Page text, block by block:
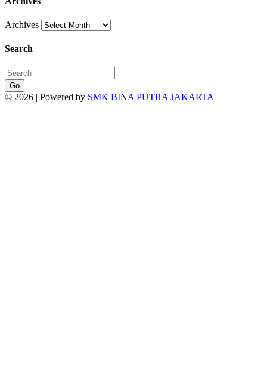
Archives
Search
Go
© 2026 | Powered by SMK BINA PUTRA JAKARTA